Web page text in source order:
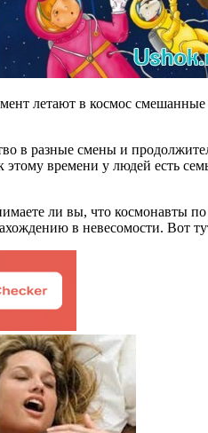
летают в космос смешанные
в разные смены и
времени у людей есть
ли вы, что космонавты
в невесомости. Вот